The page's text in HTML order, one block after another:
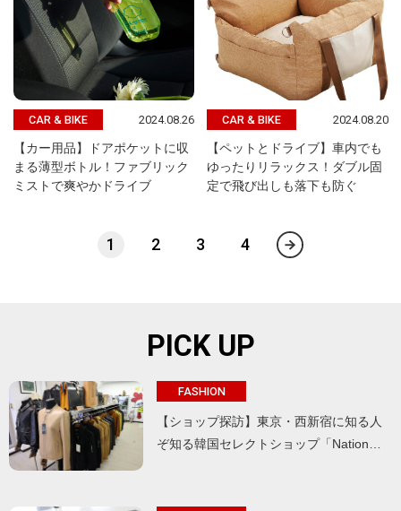
CAR & BIKE 2024.08.26
【カー用品】ドアポケットに収
まる薄型ボトル！ファブリック
ミストで爽やかドライブ
CAR & BIKE 2024.08.20
【ペットとドライブ】車内でも
ゆったりリラックス！ダブル固
定で飛び出しも落下も防ぐ
1 2 3 4
PICK UP
FASHION
【ショップ探訪】東京・西新宿に知る人
ぞ知る韓国セレクトショップ「Nation…